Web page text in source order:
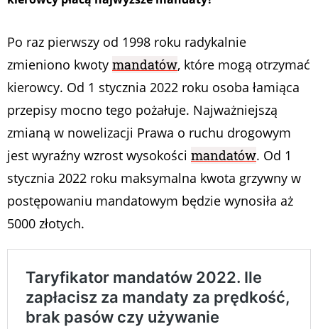
Po raz pierwszy od 1998 roku radykalnie
zmieniono kwoty mandatów, które mogą otrzymać
kierowcy. Od 1 stycznia 2022 roku osoba łamiąca
przepisy mocno tego pożałuje. Najważniejszą
zmianą w nowelizacji Prawa o ruchu drogowym
jest wyraźny wzrost wysokości mandatów. Od 1
stycznia 2022 roku maksymalna kwota grzywny w
postępowaniu mandatowym będzie wynosiła aż
5000 złotych.